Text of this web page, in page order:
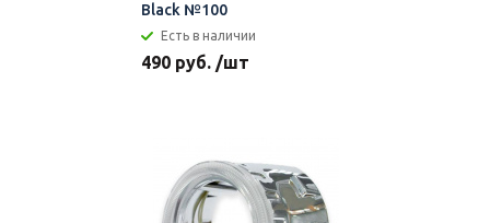
Black №100
Есть в наличии
490 руб. /шт